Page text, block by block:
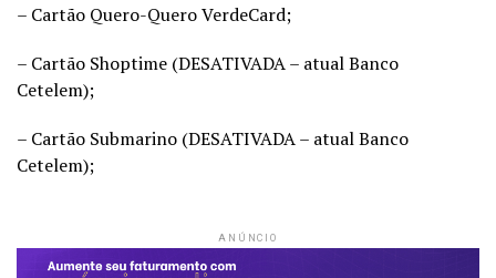
– Cartão Quero-Quero VerdeCard;
– Cartão Shoptime (DESATIVADA – atual Banco
Cetelem);
– Cartão Submarino (DESATIVADA – atual Banco
Cetelem);
ANÚNCIO